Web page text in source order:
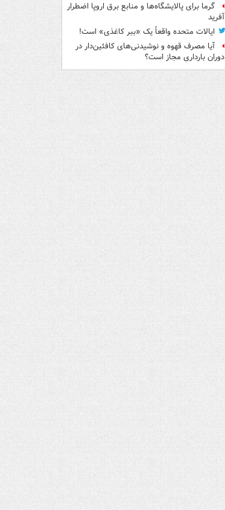
گرما برای پالایشگاه‌ها و منابع برق اروپا اضطرار
آفرید
ایالات متحده واقعاً یک «ببر کاغذی» است!
آیا مصرف قهوه و نوشیدنی‌های کافئین‌دار در
دوران بارداری مجاز است؟